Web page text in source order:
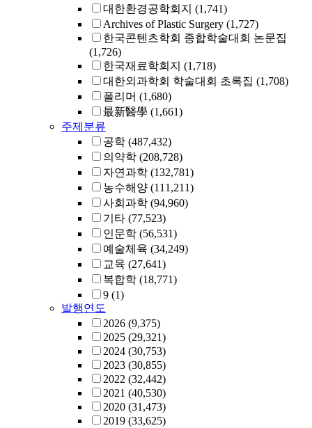
대한환경공학회지 (1,741)
Archives of Plastic Surgery (1,727)
한국콘텐츠학회 종합학술대회 논문집
(1,726)
한국재료학회지 (1,718)
대한외과학회 학술대회 초록집 (1,708)
폴리머 (1,680)
最新醫學 (1,661)
주제분류
공학 (487,432)
의약학 (208,728)
자연과학 (132,781)
농수해양 (111,211)
사회과학 (94,960)
기타 (77,523)
인문학 (56,531)
예술체육 (34,249)
교육 (27,641)
복합학 (18,771)
9 (1)
발행연도
2026 (9,375)
2025 (29,321)
2024 (30,753)
2023 (30,855)
2022 (32,442)
2021 (40,530)
2020 (31,473)
2019 (33,625)